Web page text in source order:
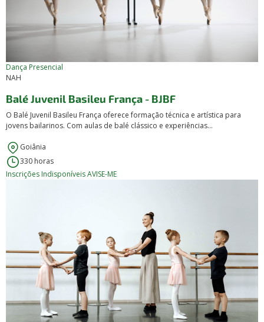
Dança Presencial
NAH
Balé Juvenil Basileu França - BJBF
O Balé Juvenil Basileu França oferece formação técnica e artística para
jovens bailarinos. Com aulas de balé clássico e experiências...
Goiânia
330 horas
Inscrições IndisponíveisAVISE-ME